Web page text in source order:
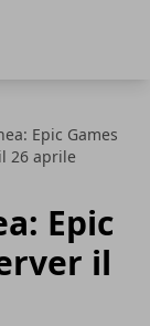
Epic Games
26 aprile
Epic
il